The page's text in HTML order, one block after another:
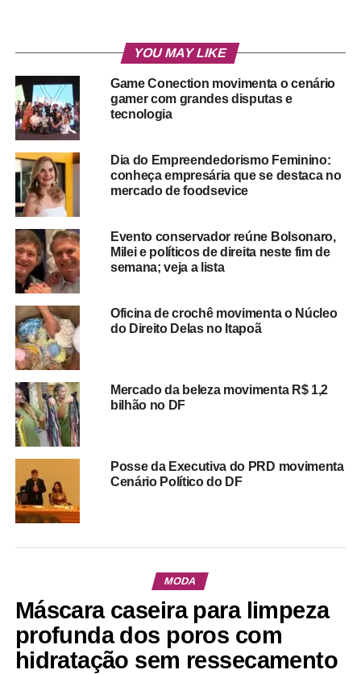
YOU MAY LIKE
Game Conection movimenta o cenário
gamer com grandes disputas e
tecnologia
Dia do Empreendedorismo Feminino:
conheça empresária que se destaca no
mercado de foodsevice
Evento conservador reúne Bolsonaro,
Milei e políticos de direita neste fim de
semana; veja a lista
Oficina de crochê movimenta o Núcleo
do Direito Delas no Itapoã
Mercado da beleza movimenta R$ 1,2
bilhão no DF
Posse da Executiva do PRD movimenta
Cenário Político do DF
MODA
Máscara caseira para limpeza
profunda dos poros com
hidratação sem ressecamento